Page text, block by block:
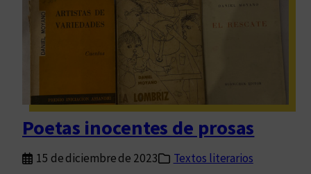
Poetas inocentes de prosas
15 de diciembre de 2023
Textos literarios